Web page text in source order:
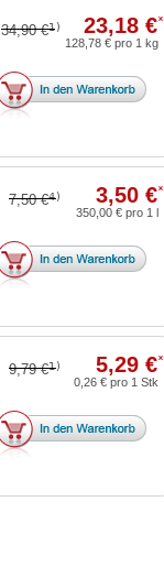
34,90 €1) 23,18 €*
128,78 € pro 1 kg
7,50 €4) 3,50 €*
350,00 € pro 1 l
9,79 €1) 5,29 €*
0,26 € pro 1 Stk